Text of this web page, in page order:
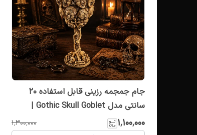
جام جمجمه رزینی قابل استفاده 20
سانتی مدل Gothic Skull Goblet |
لیوان اسکلت فانتزی و کلکسیونی
۱٬۱۰۰٬۰۰۰ ۱٬۳۰۰٬۰۰۰